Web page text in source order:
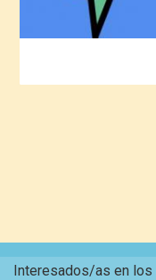
Interesados/as en los